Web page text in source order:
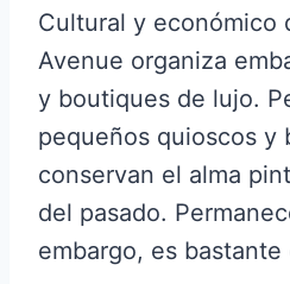
Cultural y económico
Avenue organiza
y boutiques de lujo.
pequeños quioscos y
conservan el alma
del pasado.
embargo, es bastante